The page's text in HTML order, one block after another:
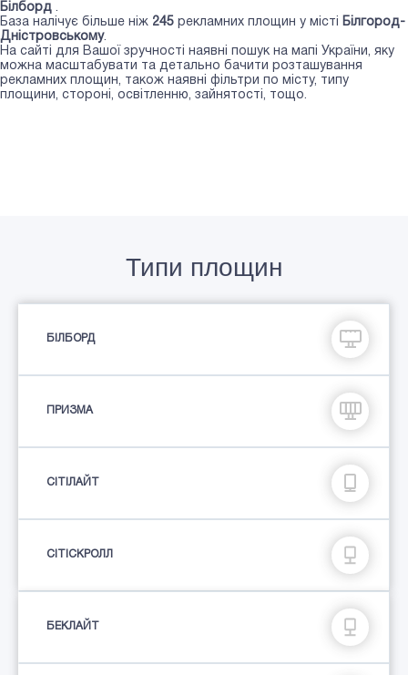
Білборд .
База налічує більше ніж 245 рекламних площин у місті Білгород-
Дністровському.
На сайті для Вашої зручності наявні пошук на мапі України, яку
можна масштабувати та детально бачити розташування
рекламних площин, також наявні фільтри по місту, типу
площини, стороні, освітленню, зайнятості, тощо.
Типи площин
БІЛБОРД
ПРИЗМА
СIТIЛАЙТ
СІТІСКРОЛЛ
БЕКЛАЙТ